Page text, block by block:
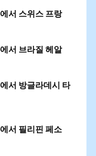
서 스위스 프랑
서 브라질 헤알
서 방글라데시 타
서 필리핀 페소